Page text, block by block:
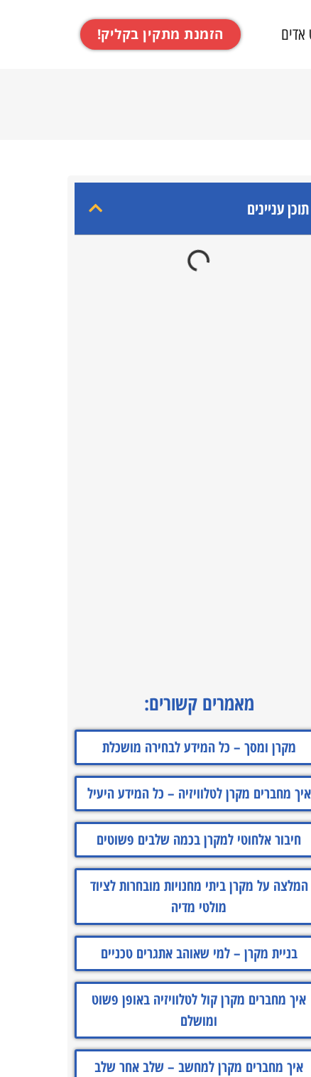
הזמנת מתקין בקליק!
תוכן עניינים
מאמרים קשורים:
מקרן ומסך – כל המידע לבחירה מושכלת
איך מחברים מקרן לטלוויזיה – כל המידע היעיל
חיבור אלחוטי למקרן בכמה שלבים פשוטים
המלצה על מקרן ביתי מחנויות מובחרות לציוד
מולטי מדיה
בניית מקרן – למי שאוהב אתגרים טכניים
איך מחברים מקרן קול לטלוויזיה באופן פשוט
ומושלם
איך מחברים מקרן למחשב – שלב אחר שלב